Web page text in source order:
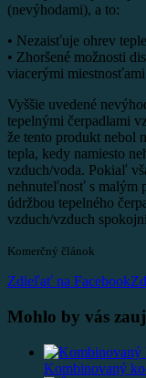
(nevýhodami), a to:
• Nezaisťuje ohrev
• Zhoršené možnosti
viacerými
Vyššie uvedené
tepelnými čerpadlami
že tento produkt nebol
tepla, kedy namiesto
vzduch/voda. Pokiaľ
nehnuteľnosť s malým
údržbou tepelného
vzduch/vzduch
Komerčný článok
Zdieľať na Facebook
Mohlo by vás
Kombinovaný